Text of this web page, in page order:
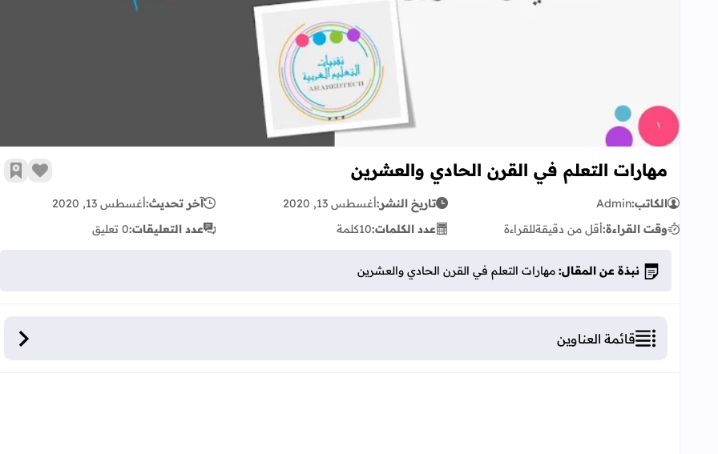
مهارات التعلم في القرن الحادي والعشرين زر
الكاتب:Admin تاريخ النشر:أغسطس 13, 2020 آخر تحديث:أغسطس 13, 2020
وقت القراءة:أقل من دقيقةللقراءة عدد الكلمات:10كلمة عدد التعليقات:0 تعليق
نبذة عن المقال: مهارات التعلم في القرن الحادي والعشرين
قائمة العناوين